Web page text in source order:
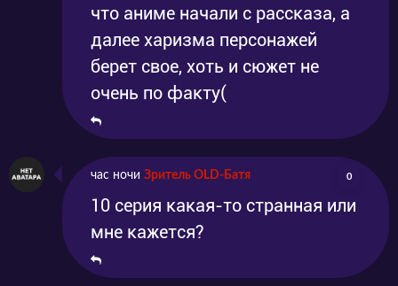
что аниме начали с рассказа, а
далее харизма персонажей
берет свое, хоть и сюжет не
очень по факту(
час ночи Зритель OLD-Батя 0
10 серия какая-то странная или
мне кажется?